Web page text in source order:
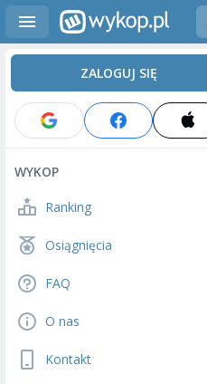
ZALOGUJ SIĘ
WYKOP
Ranking
Osiągnięcia
FAQ
O nas
Kontakt